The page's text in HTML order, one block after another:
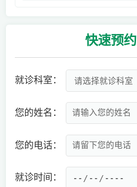
快速预约
就诊科室：
您的姓名：
您的电话：
就诊时间：